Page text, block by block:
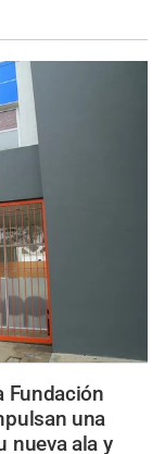
Fundación
una
nueva ala y